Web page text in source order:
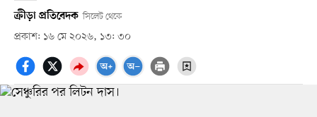
ক্রীড়া প্রতিবেদক সিলেট থেকে
প্রকাশ: ১৬ মে ২০২৬, ১৩: ৩০